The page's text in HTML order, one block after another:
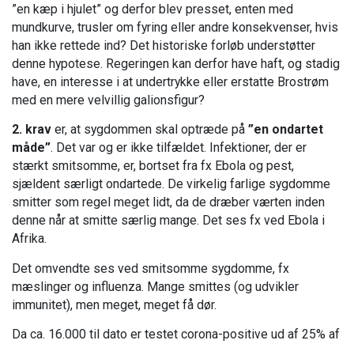
”en kæp i hjulet” og derfor blev presset, enten med
mundkurve, trusler om fyring eller andre konsekvenser, hvis
han ikke rettede ind? Det historiske forløb understøtter
denne hypotese. Regeringen kan derfor have haft, og stadig
have, en interesse i at undertrykke eller erstatte Brostrøm
med en mere velvillig galionsfigur?
2. krav er, at sygdommen skal optræde på ”en ondartet
måde”. Det var og er ikke tilfældet. Infektioner, der er
stærkt smitsomme, er, bortset fra fx Ebola og pest,
sjældent særligt ondartede. De virkelig farlige sygdomme
smitter som regel meget lidt, da de dræber værten inden
denne når at smitte særlig mange. Det ses fx ved Ebola i
Afrika.
Det omvendte ses ved smitsomme sygdomme, fx
mæslinger og influenza. Mange smittes (og udvikler
immunitet), men meget, meget få dør.
Da ca. 16.000 til dato er testet corona-positive ud af 25% af